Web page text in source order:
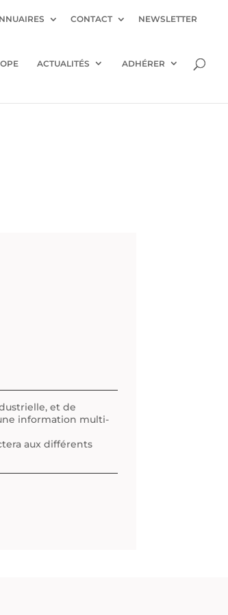
CONTACT NEWSLETTER
ACTUALITÉS ADHÉRER
et de
information multi-
aux différents